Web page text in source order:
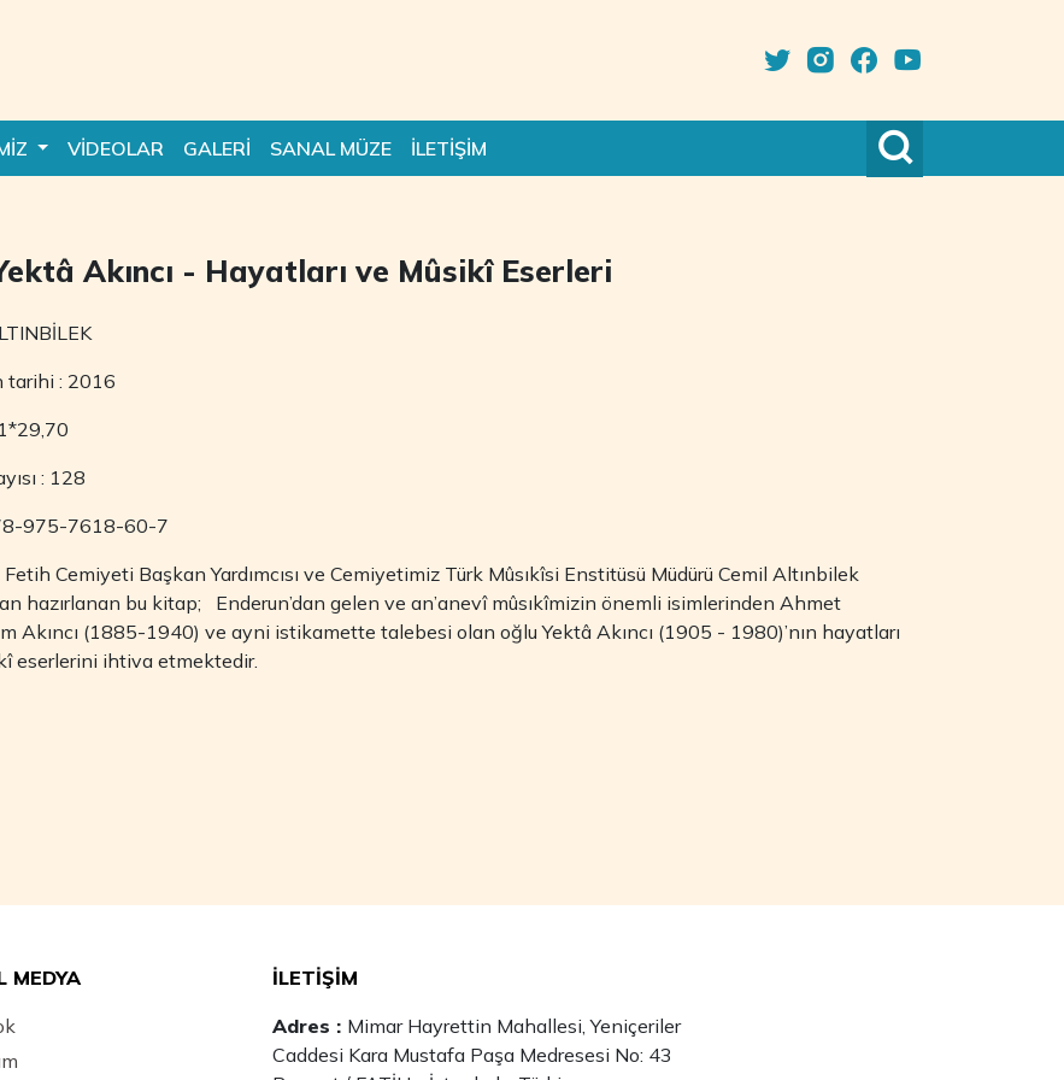
VİDEOLAR GALERİ SANAL MÜZE İLETİŞİM
Akıncı - Hayatları ve Mûsikî Eserleri
tarihi : 2016
: 128
975-7618-60-7
Cemiyeti Başkan Yardımcısı ve Cemiyetimiz Türk Mûsıkîsi Enstitüsü Müdürü Cemil Altınbilek
hazırlanan bu kitap; Enderun’dan gelen ve an’anevî mûsıkîmizin önemli isimlerinden Ahmet
Akıncı (1885-1940) ve ayni istikamette talebesi olan oğlu Yektâ Akıncı (1905 - 1980)’nın hayatları
eserlerini ihtiva etmektedir.
MEDYA
İLETİŞİM
Adres : Mimar Hayrettin Mahallesi, Yeniçeriler
Caddesi Kara Mustafa Paşa Medresesi No: 43